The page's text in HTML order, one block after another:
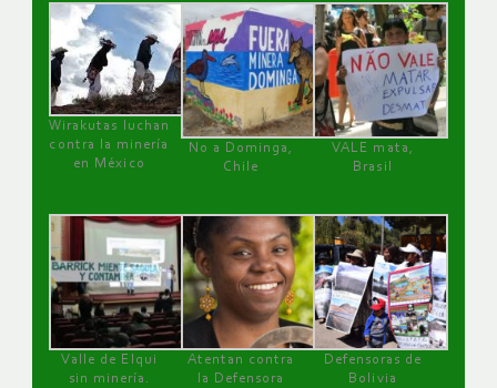
Wirakutas luchan
contra la minería
en México
No a Dominga,
Chile
VALE mata,
Brasil
Valle de Elqui
sin minería.
Atentan contra
la Defensora
Defensoras de
Bolivia